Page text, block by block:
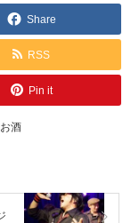
Share
RSS
Pin it
お酒